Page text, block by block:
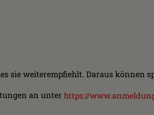
sie weiterempfiehlt. Daraus können
an unter https://